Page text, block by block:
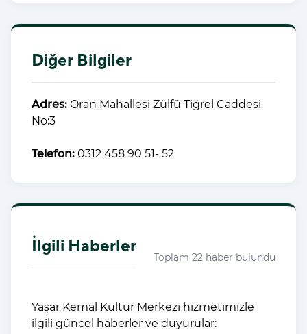
Diğer Bilgiler
Adres: Oran Mahallesi Zülfü Tiğrel Caddesi
No:3
Telefon: 0312 458 90 51- 52
İlgili Haberler
Toplam 22 haber bulundu
Yaşar Kemal Kültür Merkezi hizmetimizle
ilgili güncel haberler ve duyurular: